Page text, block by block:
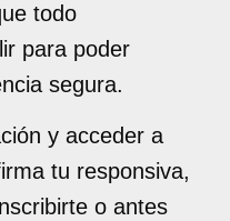
todo
para poder
segura.
y acceder a
tu responsiva,
o antes